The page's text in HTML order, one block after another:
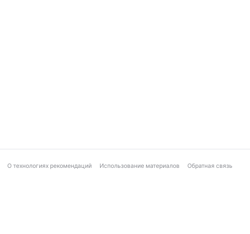
О технологиях рекомендаций Использование материалов Обратная связь